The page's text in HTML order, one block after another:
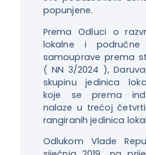
popunjene.
Prema Odluci o
lokalne i
samouprave prema
( NN 3/2024 ),
skupinu jedinica
koje se prema
nalaze u trećoj
rangiranih jedinica
Odlukom Vlade